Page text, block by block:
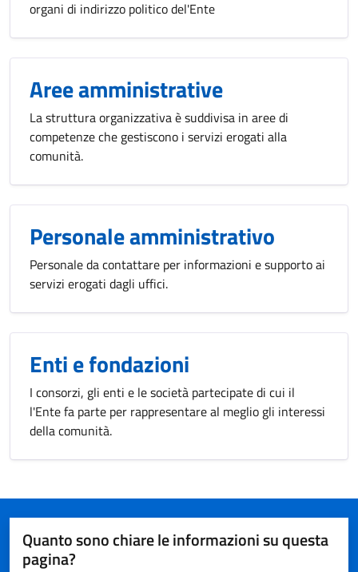
organi di indirizzo politico del'Ente
Aree amministrative
La struttura organizzativa è suddivisa in aree di
competenze che gestiscono i servizi erogati alla
comunità.
Personale amministrativo
Personale da contattare per informazioni e supporto ai
servizi erogati dagli uffici.
Enti e fondazioni
I consorzi, gli enti e le società partecipate di cui il
l'Ente fa parte per rappresentare al meglio gli interessi
della comunità.
Quanto sono chiare le informazioni su questa
pagina?